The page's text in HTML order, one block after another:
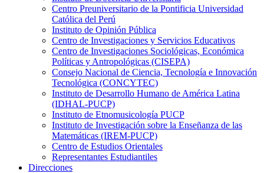
Centro Preuniversitario de la Pontificia Universidad
Católica del Perú
Instituto de Opinión Pública
Centro de Investigaciones y Servicios Educativos
Centro de Investigaciones Sociológicas, Económica
Políticas y Antropológicas (CISEPA)
Consejo Nacional de Ciencia, Tecnología e Innovación
Tecnológica (CONCYTEC)
Instituto de Desarrollo Humano de América Latina
(IDHAL-PUCP)
Instituto de Etnomusicología PUCP
Instituto de Investigación sobre la Enseñanza de las
Matemáticas (IREM-PUCP)
Centro de Estudios Orientales
Representantes Estudiantiles
Direcciones